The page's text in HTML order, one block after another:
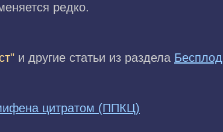
редко.
и другие статьи из раздела
цитратом (ППКЦ)